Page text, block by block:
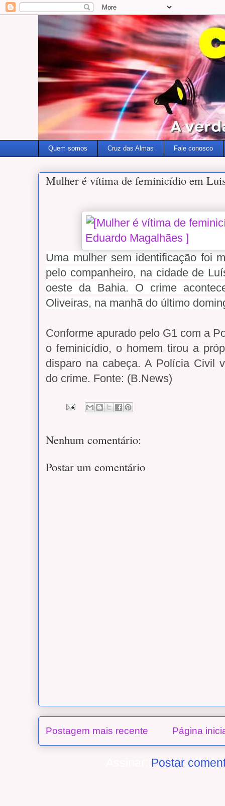
Quem somos Cruz das Almas Fale conosco
Mulher é vítima de feminicídio em
Uma mulher sem identificação foi
pelo companheiro, na cidade de
oeste da Bahia. O crime
Oliveiras, na manhã do último
Conforme apurado pelo G1 com a
o feminicídio, o homem tirou a
disparo na cabeça. A Polícia Civil
do crime. Fonte: (B.News)
Nenhum comentário:
Postar um comentário
Postagem mais recente Página
Postar